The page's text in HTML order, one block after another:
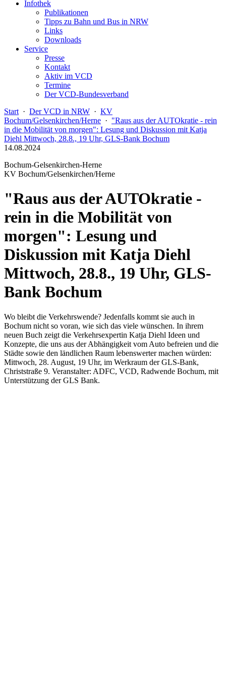
Infothek
Publikationen
Tipps zu Bahn und Bus in NRW
Links
Downloads
Service
Presse
Kontakt
Aktiv im VCD
Termine
Der VCD-Bundesverband
Start · Der VCD in NRW · KV
Bochum/Gelsenkirchen/Herne · "Raus aus der AUTOkratie - rein
in die Mobilität von morgen": Lesung und Diskussion mit Katja
Diehl Mittwoch, 28.8., 19 Uhr, GLS-Bank Bochum
14.08.2024
Bochum-Gelsenkirchen-Herne
KV Bochum/Gelsenkirchen/Herne
"Raus aus der AUTOkratie -
rein in die Mobilität von
morgen": Lesung und
Diskussion mit Katja Diehl
Mittwoch, 28.8., 19 Uhr, GLS-
Bank Bochum
Wo bleibt die Verkehrswende? Jedenfalls kommt sie auch in
Bochum nicht so voran, wie sich das viele wünschen. In ihrem
neuen Buch zeigt die Verkehrsexpertin Katja Diehl Ideen und
Konzepte, die uns aus der Abhängigkeit vom Auto befreien und die
Städte sowie den ländlichen Raum lebenswerter machen würden:
Mittwoch, 28. August, 19 Uhr, im Werkraum der GLS-Bank,
Christstraße 9. Veranstalter: ADFC, VCD, Radwende Bochum, mit
Unterstützung der GLS Bank.